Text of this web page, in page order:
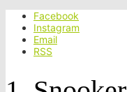
Facebook
Instagram
Email
RSS